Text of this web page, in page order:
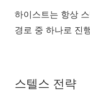
하이스트는 항상
경로 중 하나로 진
스텔스 전략